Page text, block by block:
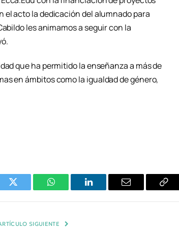
el acto la dedicación del alumnado para
les animamos a seguir con la
que ha permitido la enseñanza a más de
en ámbitos como la igualdad de género,
Twitter WhatsAppLinkedIn Email
SIGUIENTE